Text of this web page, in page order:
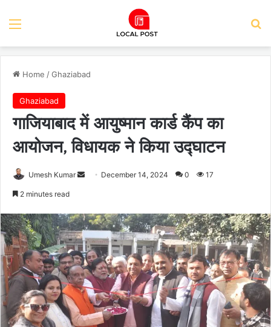
Menu
Home /Ghaziabad
Ghaziabad
गाजियाबाद में आयुष्मान कार्ड कैंप का
आयोजन, विधायक ने किया उद्घाटन
Umesh Kumar
Send December 14, 2024 0 17
2 minutes read